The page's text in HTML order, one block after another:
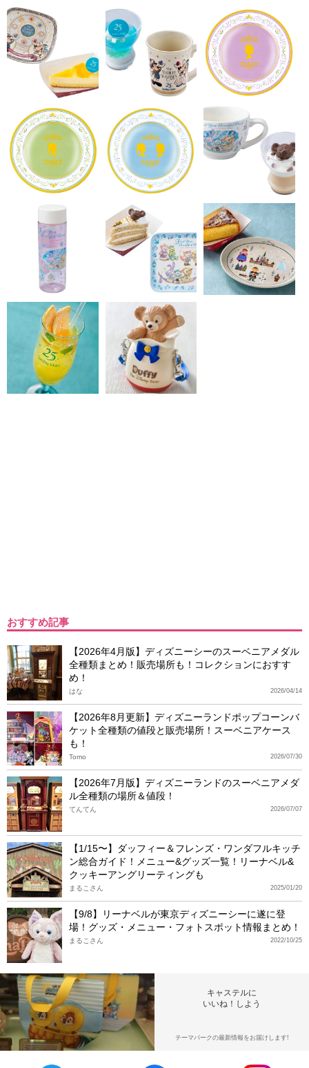
おすすめ記事
【2026年4月版】ディズニーシーのスーベニアメダル
全種類まとめ！販売場所も！コレクションにおすす
め！
2026/04/14
はな
【2026年8月更新】ディズニーランドポップコーンバ
ケット全種類の値段と販売場所！スーベニアケース
も！
2026/07/30
Tomo
【2026年7月版】ディズニーランドのスーベニアメダ
ル全種類の場所＆値段！
2026/07/07
てんてん
【1/15〜】ダッフィー＆フレンズ・ワンダフルキッチ
ン総合ガイド！メニュー&グッズ一覧！リーナベル&
クッキーアングリーティングも
2025/01/20
まるこさん
【9/8】リーナベルが東京ディズニーシーに遂に登
場！グッズ・メニュー・フォトスポット情報まとめ！
2022/10/25
まるこさん
キャステルに
いいね！しよう
テーマパークの最新情報をお届けします!